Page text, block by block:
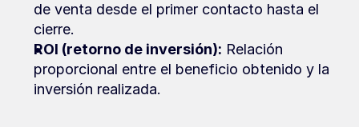
de venta desde el primer contacto hasta el
cierre.
ROI (retorno de inversión): Relación
proporcional entre el beneficio obtenido y la
inversión realizada.